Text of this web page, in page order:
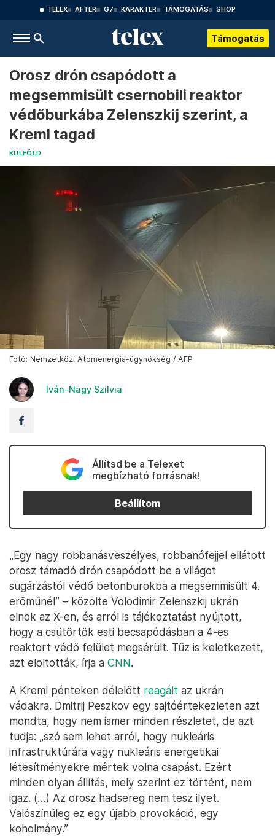
TELEX AFTER G7 KARAKTER TÁMOGATÁS SHOP
Támogatás
Orosz drón csapódott a
megsemmisült csernobili reaktor
védőburkába Zelenszkij szerint, a
Kreml tagad
KÜLFÖLD
Fotó: Nemzetközi Atomenergia-ügynökség / AFP
Iván-Nagy Szilvia
Állítsd be a Telexet
megbízható forrásnak!
Beállítom
„Egy nagy robbanásveszélyes, robbanófejjel ellátott
orosz támadó drón csapódott be a világot
sugárzástól védő betonburokba a megsemmisült 4.
erőműnél” – közölte Volodimir Zelenszkij ukrán
elnök az X-en, és arról is tájékoztatást nyújtott,
hogy a csütörtök esti becsapódásban a 4-es
reaktort védő felület megsérült. Tűz is keletkezett,
azt eloltották, írja a CNN.
A Kreml pénteken délelőtt reagált az ukrán
vádakra. Dmitrij Peszkov egy sajtóértekezleten azt
mondta, hogy nem ismer minden részletet, de azt
tudja: „szó sem lehet arról, hogy nukleáris
infrastruktúrára vagy nukleáris energetikai
létesítményekre mértek volna csapást. Ezért
minden olyan állítás, mely szerint ez történt, nem
igaz. (…) Az orosz hadsereg nem tesz ilyet.
Valószínűleg ez egy újabb provokáció, egy
koholmány.”